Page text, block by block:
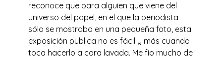
reconoce que para alguien que viene del
universo del papel, en el que la periodista
sólo se mostraba en una pequeña foto, esta
exposición publica no es fácil y más cuando
toca hacerlo a cara lavada. Me fío mucho de